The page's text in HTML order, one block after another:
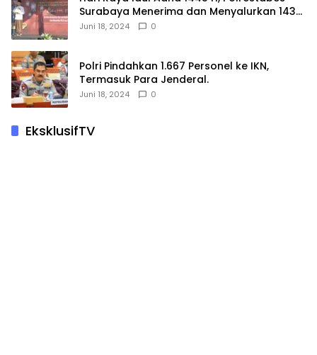
Surabaya Menerima dan Menyalurkan 143
Hewan Kurban
Juni 18, 2024 0
Polri Pindahkan 1.667 Personel ke IKN,
Termasuk Para Jenderal.
Juni 18, 2024 0
EksklusifTV